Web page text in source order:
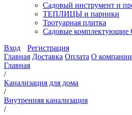
Садовый инструмент и
ТЕПЛИЦЫ и парники
Тротуарная плитка
Садовые комплектующие
Вход
Регистрация
Главная Доставка Оплата О компании
Главная
/
Канализация для дома
/
Внутренняя канализация
/